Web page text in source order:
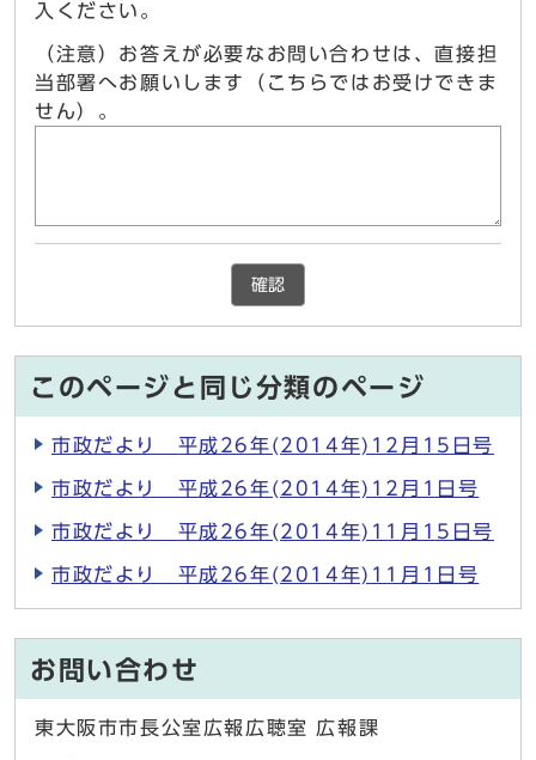
入ください。
（注意）お答えが必要なお問い合わせは、直接担
当部署へお願いします（こちらではお受けできま
せん）。
確認
このページと同じ分類のページ
市政だより 平成26年(2014年)12月15日号
市政だより 平成26年(2014年)12月1日号
市政だより 平成26年(2014年)11月15日号
市政だより 平成26年(2014年)11月1日号
お問い合わせ
東大阪市市長公室広報広聴室 広報課